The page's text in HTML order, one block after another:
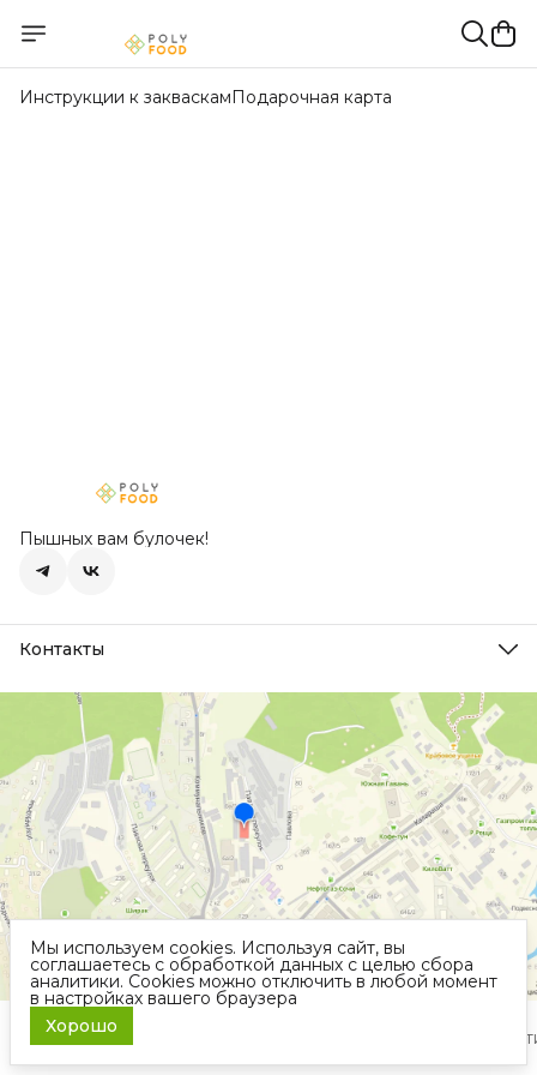
Инструкции к закваскамПодарочная карта
Пышных вам булочек!
Контакты
354200, Россия, Краснодарский Край, г. Сочи, п.
Лазаревское, пер. Павлова, 6
Телефон
8 (495) 115-35-10
Режим работы
Пн-Пт, с 10.00 до 19.00
Эл. почта
sales@polyfood.ru
ОплатаДоставка
Мы используем cookies. Используя сайт, вы
соглашаетесь с обработкой данных с целью сбора
аналитики. Cookies можно отключить в любой момент
в настройках вашего браузера
Хорошо